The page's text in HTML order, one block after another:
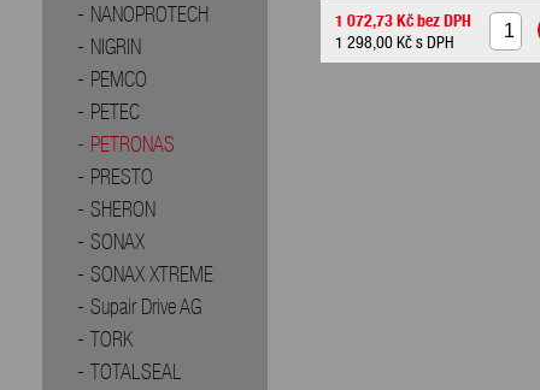
NANOPROTECH
NIGRIN
PEMCO
PETEC
PETRONAS
PRESTO
SHERON
SONAX
SONAX XTREME
Supair Drive AG
TORK
TOTALSEAL
1 072,73 Kčbez DPH
1 298,00 Kčs DPH